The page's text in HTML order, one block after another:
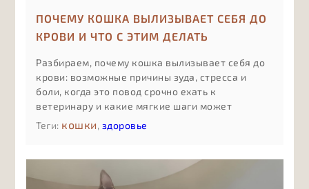
ПОЧЕМУ КОШКА ВЫЛИЗЫВАЕТ СЕБЯ ДО
КРОВИ И ЧТО С ЭТИМ ДЕЛАТЬ
Разбираем, почему кошка вылизывает себя до
крови: возможные причины зуда, стресса и
боли, когда это повод срочно ехать к
ветеринару и какие мягкие шаги может
предпринять владелец до приёма врача, чтобы
поддержать питомца и не навредить.
Теги: кошки, здоровье